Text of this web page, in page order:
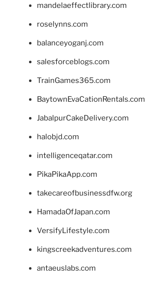
mandelaeffectlibrary.com
roselynns.com
balanceyoganj.com
salesforceblogs.com
TrainGames365.com
BaytownEvaCationRentals.com
JabalpurCakeDelivery.com
halobjd.com
intelligenceqatar.com
PikaPikaApp.com
takecareofbusinessdfw.org
HamadaOfJapan.com
VersifyLifestyle.com
kingscreekadventures.com
antaeuslabs.com